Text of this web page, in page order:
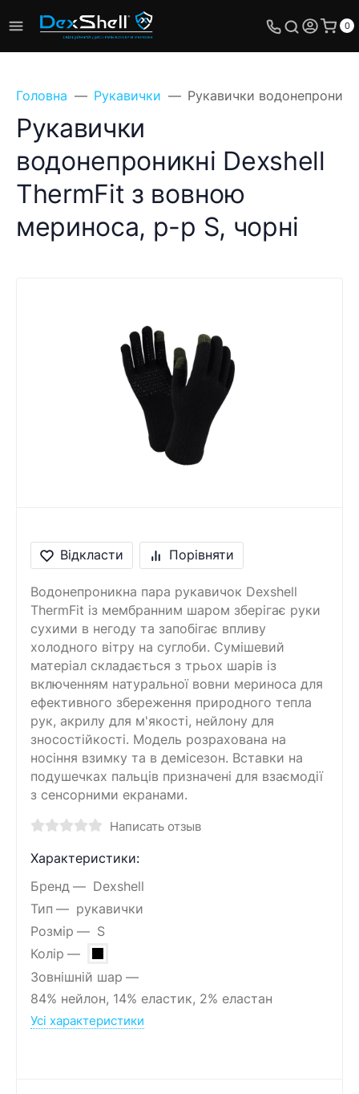
0
Головна Рукавички Рукавички
Рукавички
водонепроникні Dexshell
ThermFit з вовною
мериноса, р-р S, чорні
Відкласти Порівняти
Водонепроникна пара рукавичок Dexshell
ThermFit із мембранним шаром зберігає руки
сухими в негоду та запобігає впливу
холодного вітру на суглоби. Сумішевий
матеріал складається з трьох шарів із
включенням натуральної вовни мериноса для
ефективного збереження природного тепла
рук, акрилу для м'якості, нейлону для
зносостійкості. Модель розрахована на
носіння взимку та в демісезон. Вставки на
подушечках пальців призначені для взаємодії
з сенсорними екранами.
Написать отзыв
Характеристики:
Бренд
Dexshell
Тип
рукавички
Розмір
S
Колір
Зовнішній шар
84% нейлон, 14% еластик, 2% еластан
Усі характеристики